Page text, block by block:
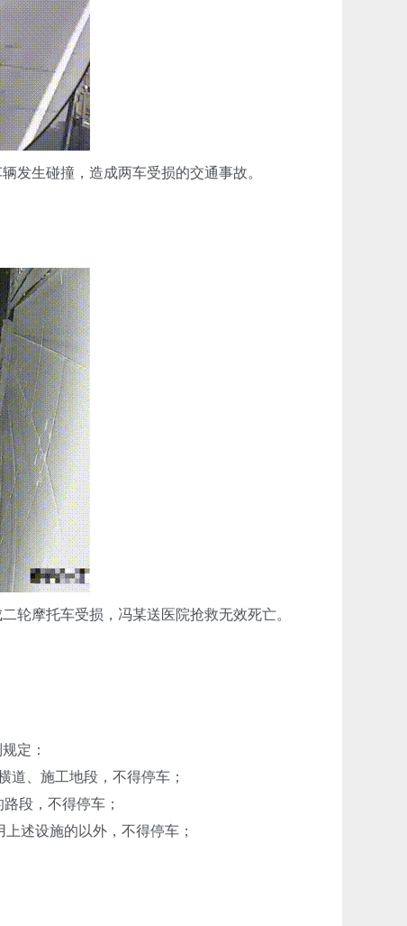
生碰撞，造成两车受损的交通事故。
摩托车受损，冯某送医院抢救无效死亡。
定：
、施工地段，不得停车；
段，不得停车；
述设施的以外，不得停车；